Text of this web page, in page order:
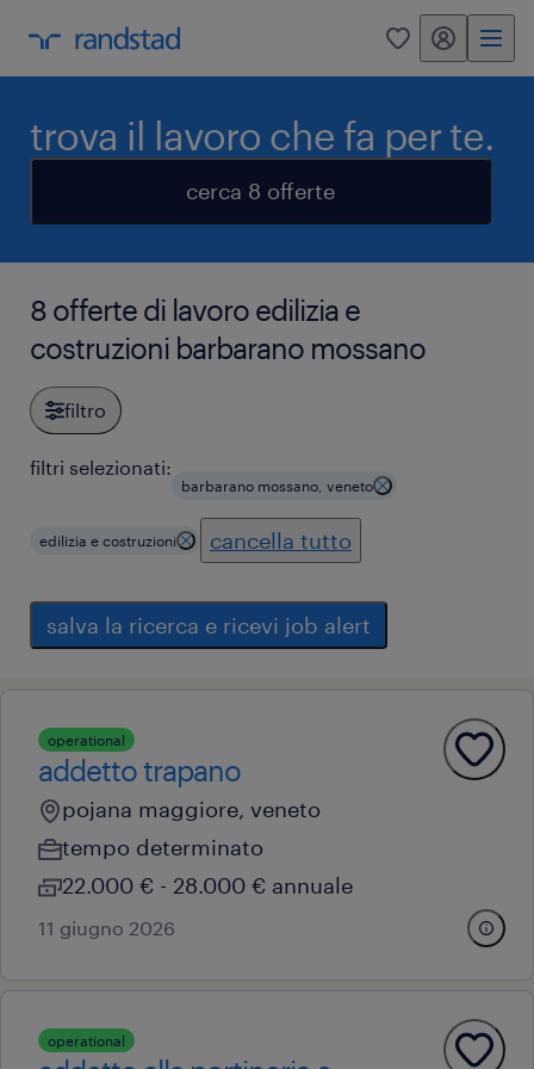
0 my randstad
trova il lavoro che fa per te.
cerca 8 offerte
8 offerte di lavoro edilizia e
costruzioni barbarano mossano
filtro
filtri selezionati:
barbarano mossano, veneto
edilizia e costruzioni cancella tutto
salva la ricerca e ricevi job alert
operational
addetto trapano
pojana maggiore, veneto
tempo determinato
22.000 € - 28.000 € annuale
11 giugno 2026
operational